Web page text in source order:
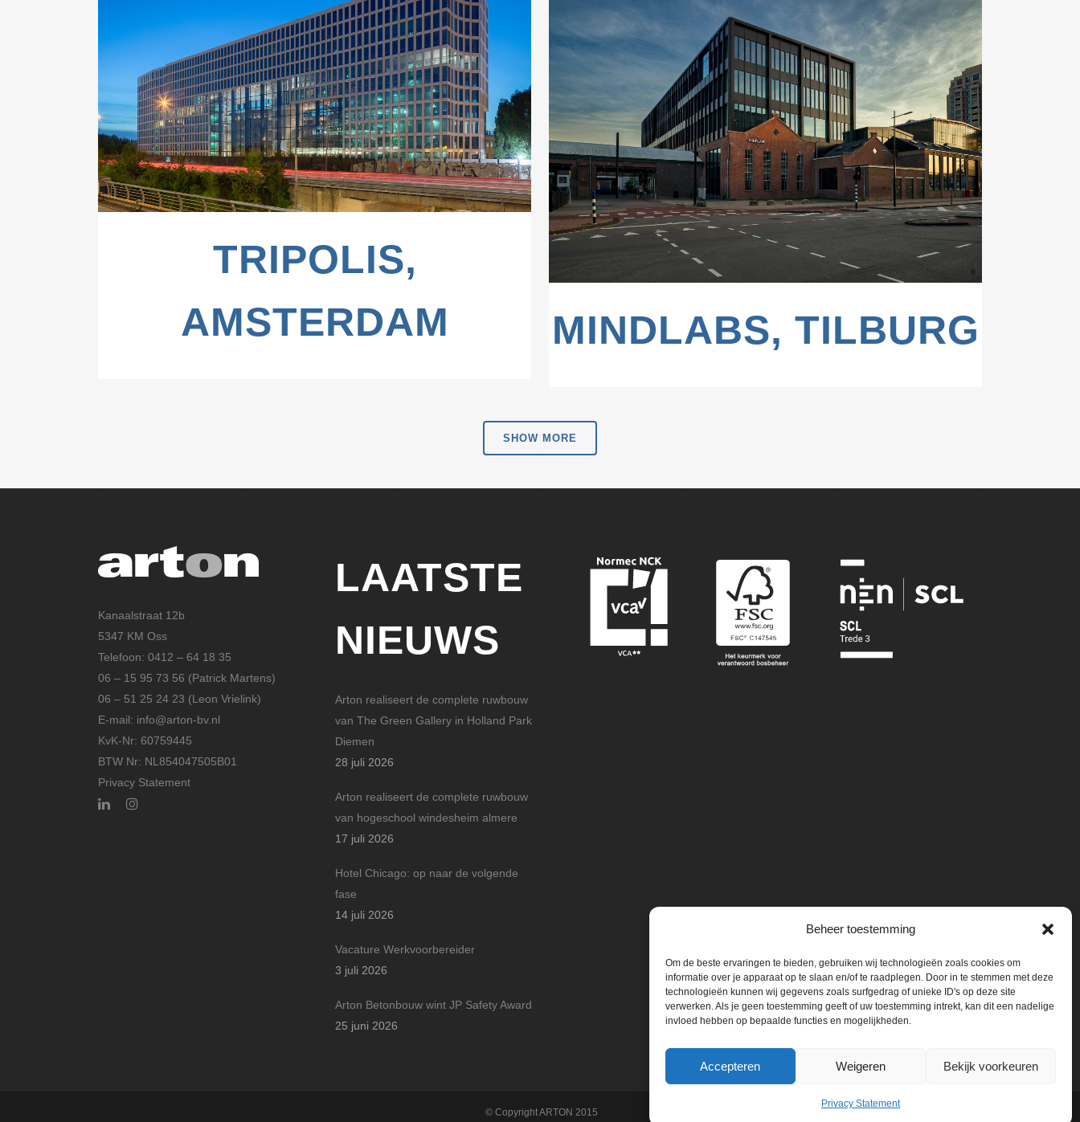
Beheer toestemming
Om de beste ervaringen te bieden, gebruiken wij technologieën zoals cookies om
informatie over je apparaat op te slaan en/of te raadplegen. Door in te stemmen met deze
technologieën kunnen wij gegevens zoals surfgedrag of unieke ID's op deze site
verwerken. Als je geen toestemming geeft of uw toestemming intrekt, kan dit een nadelige
invloed hebben op bepaalde functies en mogelijkheden.
Accepteren Weigeren Bekijk voorkeuren
Privacy Statement
ZOOM VIEW
TRIPOLIS,
AMSTERDAM
ZOOM VIEW
MINDLABS, TILBURG
SHOW MORE
Kanaalstraat 12b
5347 KM Oss
Telefoon: 0412 – 64 18 35
06 – 15 95 73 56 (Patrick Martens)
06 – 51 25 24 23 (Leon Vrielink)
E-mail: info@arton-bv.nl
KvK-Nr: 60759445
BTW Nr: NL854047505B01
Privacy Statement
LAATSTE
NIEUWS
Arton realiseert de complete ruwbouw
van The Green Gallery in Holland Park
Diemen
28 juli 2026
Arton realiseert de complete ruwbouw
van hogeschool windesheim almere
17 juli 2026
Hotel Chicago: op naar de volgende
fase
14 juli 2026
Vacature Werkvoorbereider
3 juli 2026
Arton Betonbouw wint JP Safety Award
25 juni 2026
© Copyright ARTON 2015